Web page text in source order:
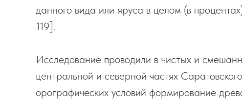
данного вида или яруса в целом (в
119].
Исследование проводили в чистых и
центральной и северной частях
орографических условий формирование